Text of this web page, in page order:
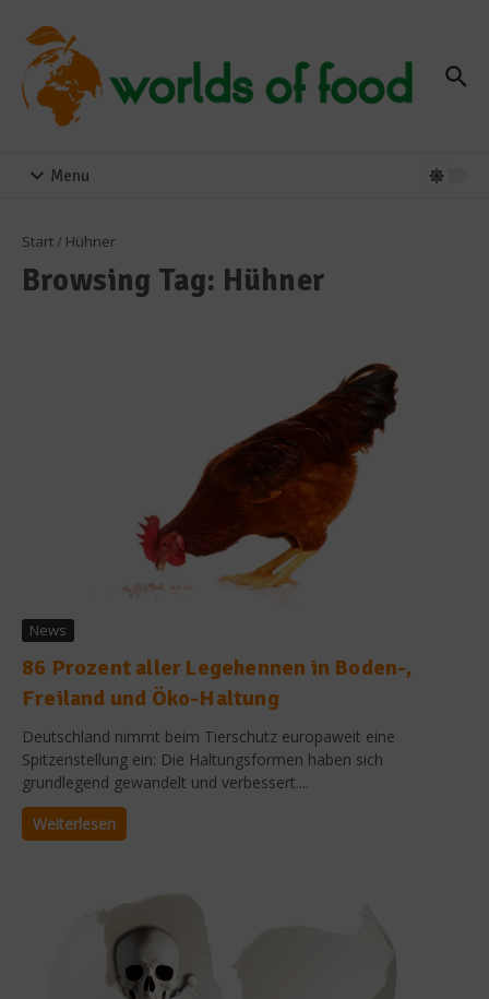
Menu
Start/ Hühner
Browsing Tag: Hühner
News
86 Prozent aller Legehennen in Boden-,
Freiland und Öko-Haltung
Deutschland nimmt beim Tierschutz europaweit eine
Spitzenstellung ein: Die Haltungsformen haben sich
grundlegend gewandelt und verbessert....
Weiterlesen